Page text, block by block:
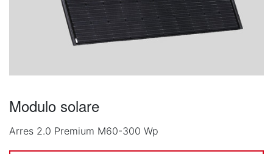
Modulo solare
Arres 2.0 Premium M60-300 Wp